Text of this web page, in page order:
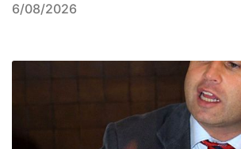
6/08/2026